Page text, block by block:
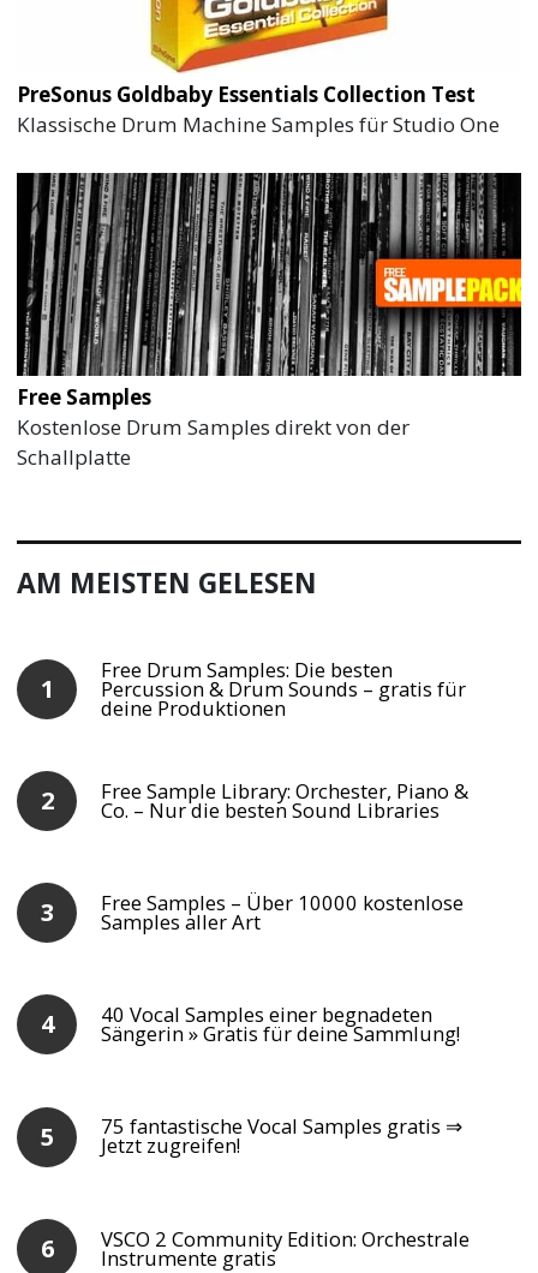
PreSonus Goldbaby Essentials Collection Test
Klassische Drum Machine Samples für Studio One
Free Samples
Kostenlose Drum Samples direkt von der
Schallplatte
AM MEISTEN GELESEN
Free Drum Samples: Die besten
Percussion & Drum Sounds – gratis für
deine Produktionen
Free Sample Library: Orchester, Piano &
Co. – Nur die besten Sound Libraries
Free Samples – Über 10000 kostenlose
Samples aller Art
40 Vocal Samples einer begnadeten
Sängerin » Gratis für deine Sammlung!
75 fantastische Vocal Samples gratis ⇒
Jetzt zugreifen!
VSCO 2 Community Edition: Orchestrale
Instrumente gratis